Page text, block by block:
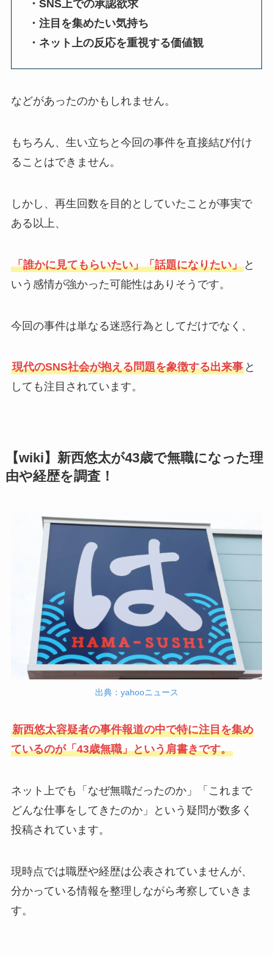
・SNS上での承認欲求
・注目を集めたい気持ち
・ネット上の反応を重視する価値観
などがあったのかもしれません。
もちろん、生い立ちと今回の事件を直接結び付け
ることはできません。
しかし、再生回数を目的としていたことが事実で
ある以上、
「誰かに見てもらいたい」「話題になりたい」と
いう感情が強かった可能性はありそうです。
今回の事件は単なる迷惑行為としてだけでなく、
現代のSNS社会が抱える問題を象徴する出来事と
しても注目されています。
【wiki】新西悠太が43歳で無職になった理
由や経歴を調査！
出典：yahooニュース
新西悠太容疑者の事件報道の中で特に注目を集め
ているのが「43歳無職」という肩書きです。
ネット上でも「なぜ無職だったのか」「これまで
どんな仕事をしてきたのか」という疑問が数多く
投稿されています。
現時点では職歴や経歴は公表されていませんが、
分かっている情報を整理しながら考察していきま
す。